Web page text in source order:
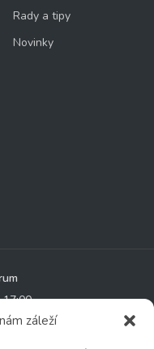
záleží
Rady a tipy
Novinky
17:00
18:00